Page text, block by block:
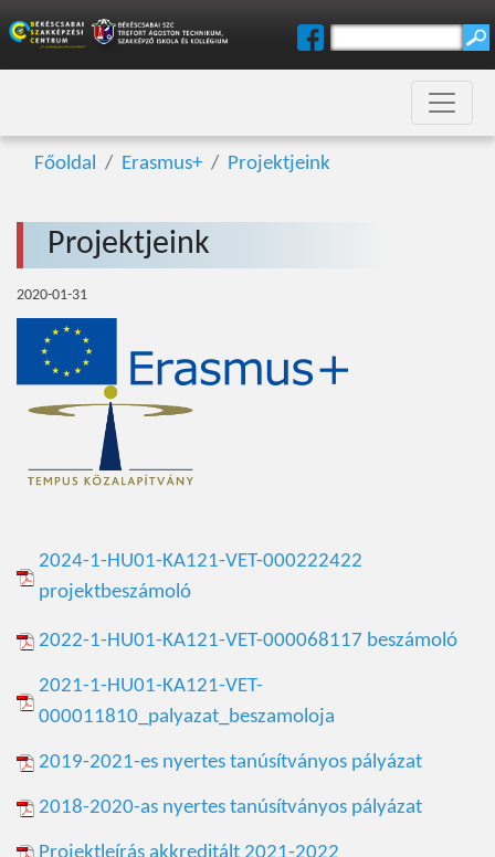
Főoldal Erasmus+ Projektjeink
Projektjeink
2020-01-31
2024-1-HU01-KA121-VET-000222422
projektbeszámoló
2022-1-HU01-KA121-VET-000068117 beszámoló
2021-1-HU01-KA121-VET-
000011810_palyazat_beszamoloja
2019-2021-es nyertes tanúsítványos pályázat
2018-2020-as nyertes tanúsítványos pályázat
Projektleírás akkreditált 2021-2022